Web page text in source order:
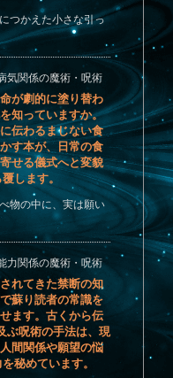
つかえた小さな引っ
気関係の魔術・呪術
が劇的に塗り替わ
知っていますか。
伝わるまじない食
す本が、日常の食
せる儀式へと変貌
します。
物の中に、実は願い
力関係の魔術・呪術
れてきた禁断の知
蘇り読者の常識を
ます。古くから伝
ぶ呪術の手法は、現
間関係や願望の悩
秘めています。